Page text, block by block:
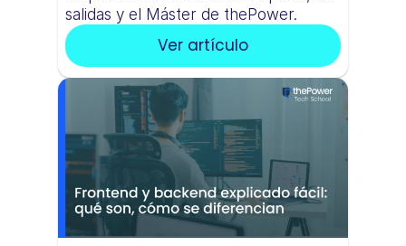
salidas y el Máster de thePower.
Ver artículo